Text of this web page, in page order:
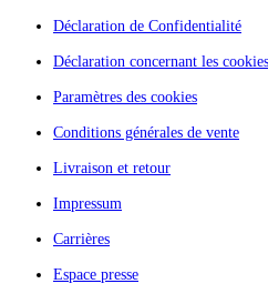
Déclaration de Confidentialité
Déclaration concernant les cookies
Paramètres des cookies
Conditions générales de vente
Livraison et retour
Impressum
Carrières
Espace presse